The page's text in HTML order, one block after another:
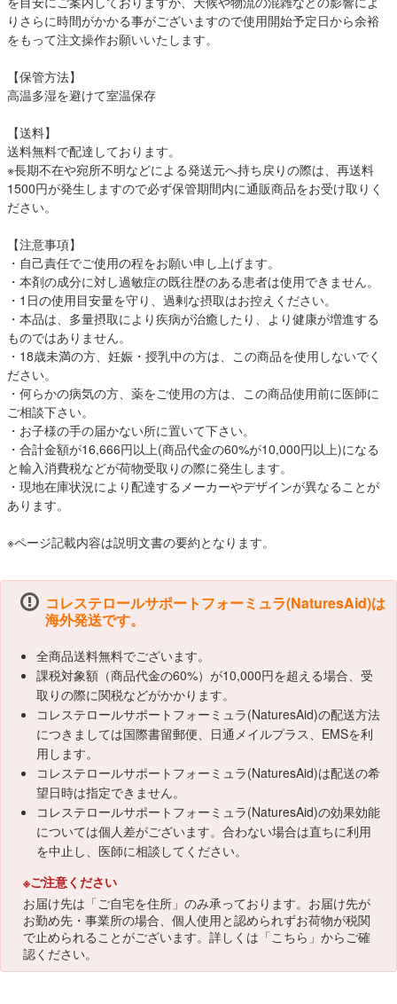
りさらに時間がかかる事がございますので使用開始予定日から余裕
をもって注文操作お願いいたします。
【保管方法】
高温多湿を避けて室温保存
【送料】
送料無料で配達しております。
※長期不在や宛所不明などによる発送元へ持ち戻りの際は、再送料
1500円が発生しますので必ず保管期間内に通販商品をお受け取りく
ださい。
【注意事項】
・自己責任でご使用の程をお願い申し上げます。
・本剤の成分に対し過敏症の既往歴のある患者は使用できません。
・1日の使用目安量を守り、過剰な摂取はお控えください。
・本品は、多量摂取により疾病が治癒したり、より健康が増進する
ものではありません。
・18歳未満の方、妊娠・授乳中の方は、この商品を使用しないでく
ださい。
・何らかの病気の方、薬をご使用の方は、この商品使用前に医師に
ご相談下さい。
・お子様の手の届かない所に置いて下さい。
・合計金額が16,666円以上(商品代金の60%が10,000円以上)になる
と輸入消費税などが荷物受取りの際に発生します。
・現地在庫状況により配達するメーカーやデザインが異なることが
あります。
※ページ記載内容は説明文書の要約となります。
コレステロールサポートフォーミュラ(NaturesAid)は
海外発送です。
全商品送料無料でございます。
課税対象額（商品代金の60%）が10,000円を超える場合、受
取りの際に関税などがかかります。
コレステロールサポートフォーミュラ(NaturesAid)の配送方法
につきましては国際書留郵便、日通メイルプラス、EMSを利
用します。
コレステロールサポートフォーミュラ(NaturesAid)は配送の希
望日時は指定できません。
コレステロールサポートフォーミュラ(NaturesAid)の効果効能
については個人差がございます。合わない場合は直ちに利用
を中止し、医師に相談してください。
※ご注意ください
お届け先は「ご自宅を住所」のみ承っております。お届け先が
お勤め先・事業所の場合、個人使用と認められずお荷物が税関
で止められることがございます。詳しくは「こちら 」からご確
認ください。